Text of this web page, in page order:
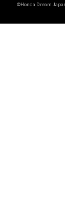
©Honda Dream